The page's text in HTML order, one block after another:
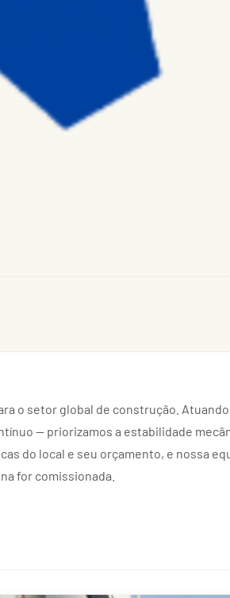
o setor global de construção.
— priorizamos a estabilidade
do local e seu orçamento, e nossa
for comissionada.